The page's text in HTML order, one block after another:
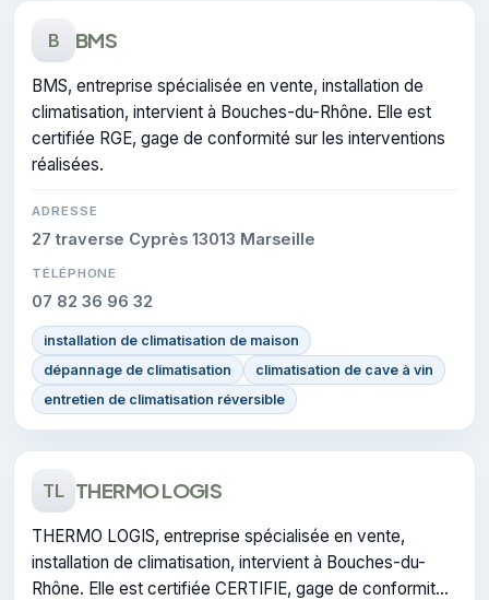
B BMS
BMS, entreprise spécialisée en vente, installation de
climatisation, intervient à Bouches-du-Rhône. Elle est
certifiée RGE, gage de conformité sur les interventions
réalisées.
ADRESSE
27 traverse Cyprès 13013 Marseille
TÉLÉPHONE
07 82 36 96 32
installation de climatisation de maison
dépannage de climatisation
climatisation de cave à vin
entretien de climatisation réversible
TL THERMO LOGIS
THERMO LOGIS, entreprise spécialisée en vente,
installation de climatisation, intervient à Bouches-du-
Rhône. Elle est certifiée CERTIFIE, gage de conformité